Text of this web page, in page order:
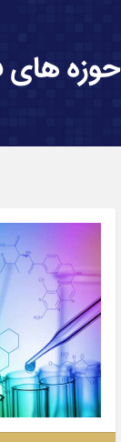
حوزه های